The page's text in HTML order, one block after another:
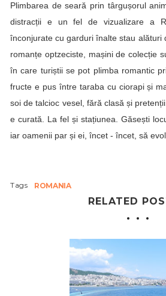
Plimbarea de seară prin târgușorul
distracții e un fel de vizualizare a
înconjurate cu garduri înalte stau alături
romanțe optzeciste, mașini de colecție
în care turiștii se pot plimba romantic
fructe e pus între taraba cu ciorapi și
soi de talcioc vesel, fără clasă și
e curată. La fel și stațiunea. Găsești
iar oamenii par și ei, încet - încet, să
Tags ROMANIA
RELATED